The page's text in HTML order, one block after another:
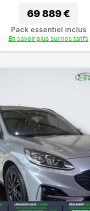
69 889 €
Pack essentiel inclus
En savoir plus sur nos tarifs